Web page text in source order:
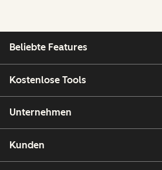
Beliebte Features
Kostenlose Tools
Unternehmen
Kunden